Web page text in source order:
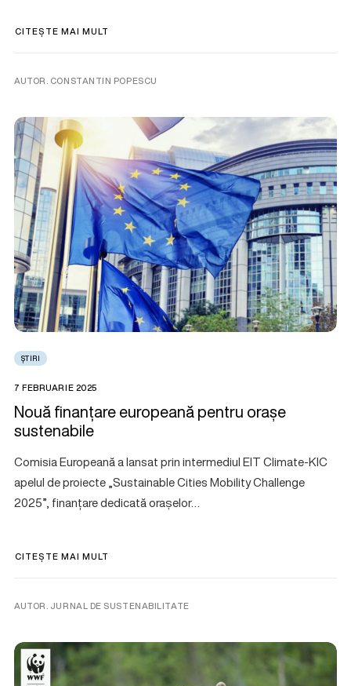
CITEȘTE MAI MULT
AUTOR. CONSTANTIN POPESCU
ȘTIRI
7 FEBRUARIE 2025
Nouă finanțare europeană pentru orașe
sustenabile
Comisia Europeană a lansat prin intermediul EIT Climate-KIC
apelul de proiecte „Sustainable Cities Mobility Challenge
2025”, finanțare dedicată orașelor…
CITEȘTE MAI MULT
AUTOR. JURNAL DE SUSTENABILITATE